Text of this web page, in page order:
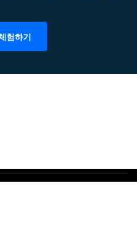
험하기